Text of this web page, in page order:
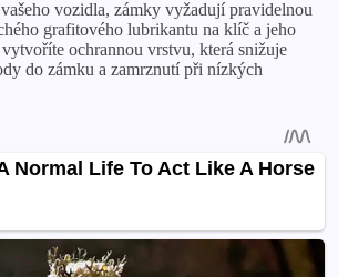
vozidla, zámky vyžadují pravidelnou
grafitového lubrikantu na klíč a jeho
ochrannou vrstvu, která snižuje
do zámku a zamrznutí při nízkých